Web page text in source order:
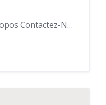
INFORMATIONS A propos Contactez-Nous Blog Ustensiles de cuisine CGV Politique de confidentialité Mentions légales Avis clients Site pour professionnels CUISIN'STORE Aide & FAQ Livraison et retours Club GM Club Golden Recettes de cuisine Notices Nouveautés